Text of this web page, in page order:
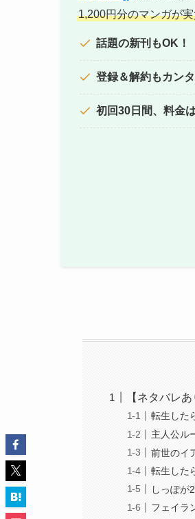
1,200円分のマンガが
話題の新刊もOK！
登録＆解約もカン
初回30日間、料金
【ネタバレ
転生した
主人公ル
前世のイ
転生した
しっぽが
フェイラ